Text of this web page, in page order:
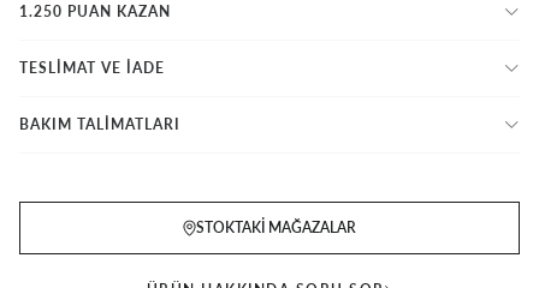
1.250 PUAN KAZAN
TESLİMAT VE İADE
BAKIM TALİMATLARI
STOKTAKI MAĞAZALAR